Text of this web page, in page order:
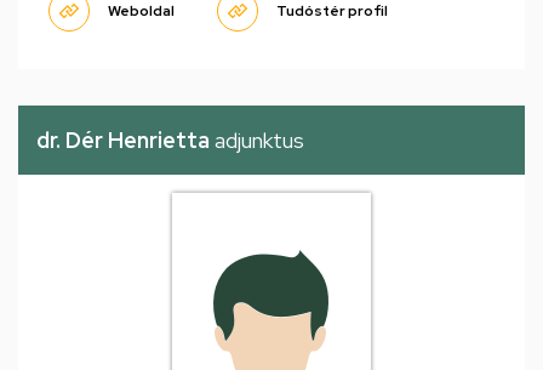
Weboldal Tudóstér profil
dr. Dér Henrietta adjunktus